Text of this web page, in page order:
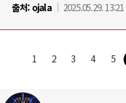
출처: ojala 2025.05.29. 13:21
1 2 3 4 5